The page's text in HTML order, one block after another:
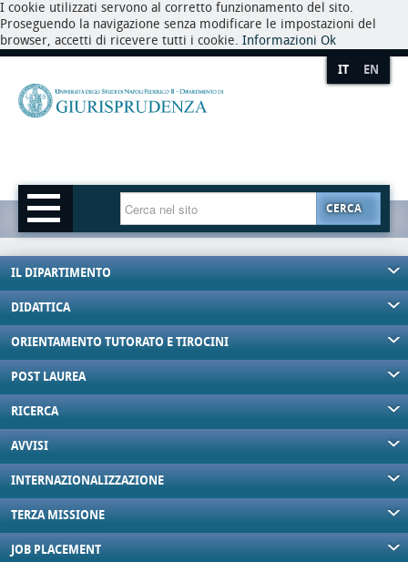
I cookie utilizzati servono al corretto funzionamento del sito.
Proseguendo la navigazione senza modificare le impostazioni del
browser, accetti di ricevere tutti i cookie. Informazioni Ok
IT EN
CERCA
IL DIPARTIMENTO
DIDATTICA
ORIENTAMENTO TUTORATO E TIROCINI
POST LAUREA
RICERCA
AVVISI
INTERNAZIONALIZZAZIONE
TERZA MISSIONE
JOB PLACEMENT